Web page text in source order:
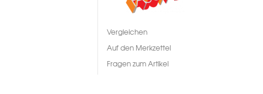
Vergleichen
Auf den Merkzettel
Fragen zum Artikel